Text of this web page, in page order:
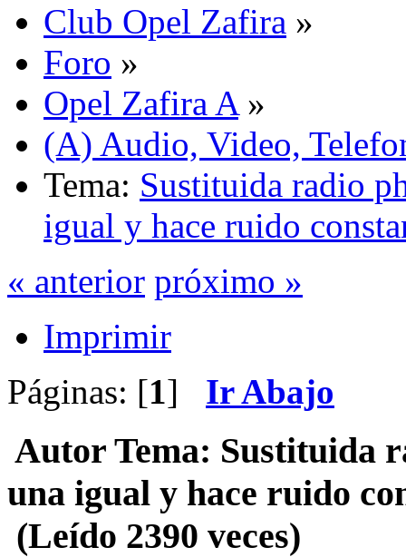
Club Opel Zafira »
Foro »
Opel Zafira A»
(A) Audio, Video,
Tema: Sustituida radio
igual y hace ruido
« anterior próximo »
Imprimir
Páginas: [1] Ir Abajo
Autor Tema: Sustituida
una igual y hace ruido
(Leído 2390 veces)